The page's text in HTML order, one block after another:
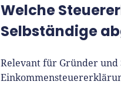
Welche
Selbständige
Relevant für Gründer und